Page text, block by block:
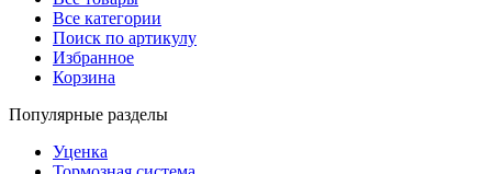
Все категории
Поиск по артикулу
Избранное
Корзина
Популярные разделы
Уценка